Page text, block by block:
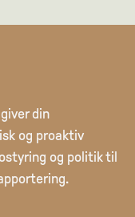
din
og proaktiv
og politik til